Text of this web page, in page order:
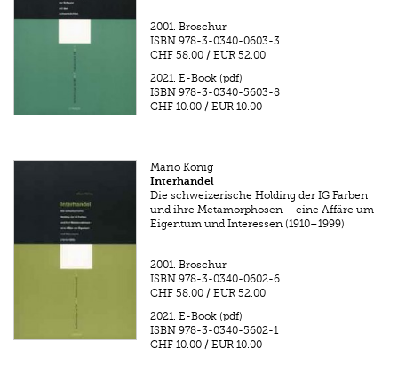
2001. Broschur
ISBN 978-3-0340-0603-3
CHF 58.00 /EUR 52.00
2021. E-Book (pdf)
ISBN 978-3-0340-5603-8
CHF 10.00 /EUR 10.00
Mario König
Interhandel
Die schweizerische Holding der IG Farben
und ihre Metamorphosen – eine Affäre um
Eigentum und Interessen (1910–1999)
2001. Broschur
ISBN 978-3-0340-0602-6
CHF 58.00 /EUR 52.00
2021. E-Book (pdf)
ISBN 978-3-0340-5602-1
CHF 10.00 /EUR 10.00